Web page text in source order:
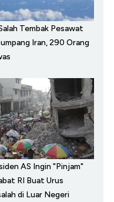
Tembak Pesawat
Iran, 290 Orang
AS Ingin "Pinjam"
RI Buat Urus
di Luar Negeri